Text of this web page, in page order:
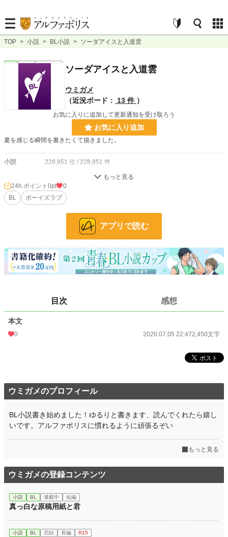
TOP > 小説 > BL小説 > ソーダアイスと入道雲
完結 ｼｮｰﾄｼｮｰﾄ ソーダアイスと入道雲
ウミガメ
（近況ボード：
13 件 ）
お気に入りに追加して更新通知を受け取ろう
お気に入り追加
夏を感じる瞬間を書きたくて描きました。
小説 228,851 位 / 228,851 件
31,439 位 / 31,439 件
お気に入り 3
更新日時 2020.07.05 22:47
初回公開日時 2020.07.05 22:47
0 pt (228,851 位)
月間ポイント
24h.ポイント 0pt
0
BL
ボーイズラブ
アプリで読む
目次 感想
本文
0 2020.07.05 22:472,450文字
ウミガメのプロフィール
BL小説書き始めました！ゆるりと書きます、読んでくれたら嬉し
いです。アルファポリスに慣れるように頑張るぞい
もっと見る
ウミガメの登録コンテンツ
小説 BL 連載中 短編
真っ白な原稿用紙と君
小説 BL 完結 長編 R15